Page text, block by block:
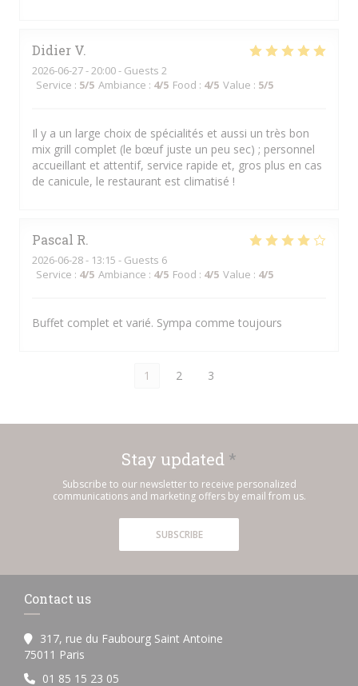
Didier V
2026-06-27- 20:00 - Guests 2
Service : 5/5 Ambiance : 4/5 Food : 4/5 Value : 5/5
Il y a un large choix de spécialités et aussi un très bon
mix grill complet (le bœuf juste un peu sec) ; personnel
accueillant et attentif, service rapide et, gros plus en cas
de canicule, le restaurant est climatisé !
Pascal R
2026-06-28- 13:15 - Guests 6
Service : 4/5 Ambiance : 4/5 Food : 4/5 Value : 4/5
Buffet complet et varié. Sympa comme toujours
1 2 3
Stay updated *
Subscribe to our newsletter to receive personalized
communications and marketing offers by email from us.
SUBSCRIBE
Contact us
317, rue du Faubourg Saint Antoine
75011 Paris
01 85 15 23 05